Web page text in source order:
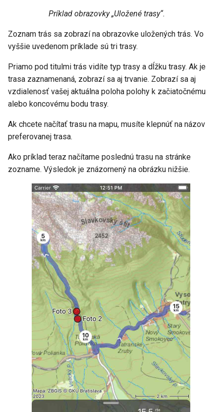
Príklad obrazovky „Uložené trasy“.
Zoznam trás sa zobrazí na obrazovke uložených trás. Vo
vyššie uvedenom príklade sú tri trasy.
Priamo pod titulmi trás vidíte typ trasy a dĺžku trasy. Ak je
trasa zaznamenaná, zobrazí sa aj trvanie. Zobrazí sa aj
vzdialenosť vašej aktuálna poloha polohy k začiatočnému
alebo koncovému bodu trasy.
Ak chcete načítať trasu na mapu, musíte klepnúť na názov
preferovanej trasa.
Ako príklad teraz načítame poslednú trasu na stránke
zozname. Výsledok je znázornený na obrázku nižšie.